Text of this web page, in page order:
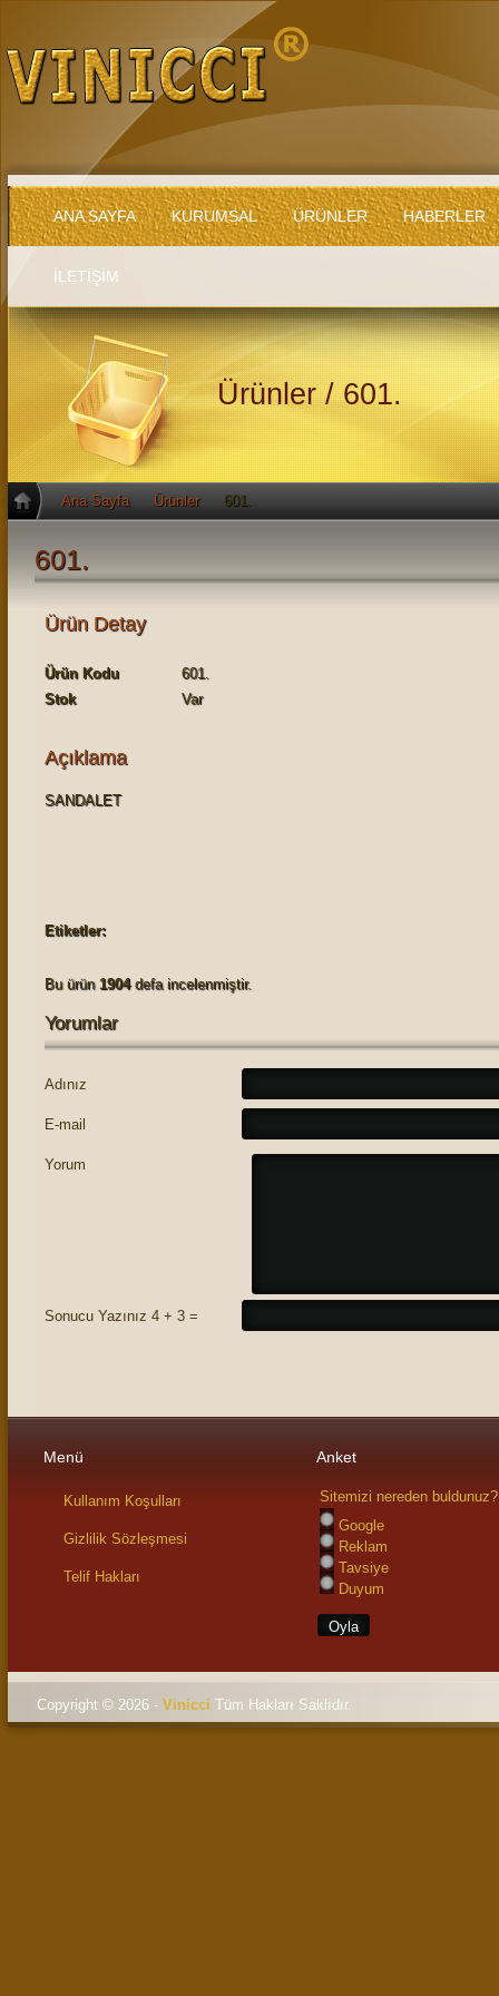
ANA SAYFA KURUMSAL ÜRÜNLER HABERLER
İLETİŞİM
Ürünler / 601.
Ana Sayfa Ürünler 601.
601.
Ürün Detay
Ürün Kodu
601.
Stok
Var
Açıklama
SANDALET
Etiketler:
Bu ürün 1904defa incelenmiştir.
Yorumlar
Adınız
E-mail
Yorum
Sonucu Yazınız 4 + 3 =
Menü
Kullanım Koşulları
Gizlilik Sözleşmesi
Telif Hakları
Anket
Sitemizi nereden buldunuz?
Google
Reklam
Tavsiye
Duyum
Copyright © 2026 - Vinicci Tüm Hakları